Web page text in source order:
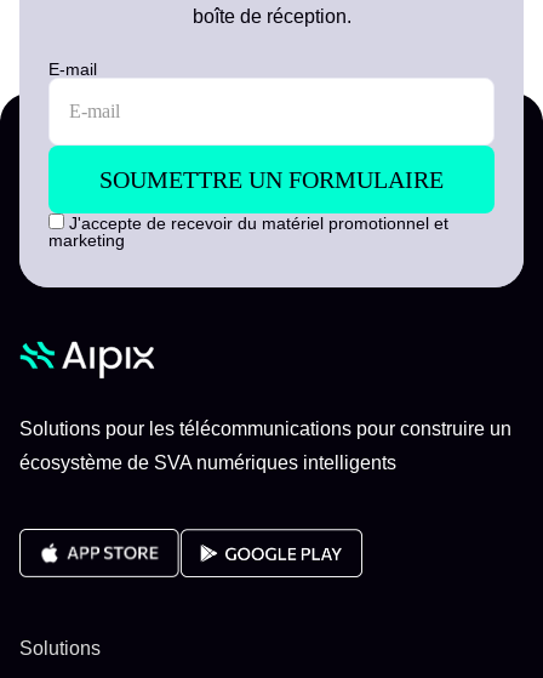
boîte de réception.
E-mail
J'accepte de recevoir du matériel promotionnel et
marketing
Solutions pour les télécommunications pour construire un
écosystème de SVA numériques intelligents
Solutions